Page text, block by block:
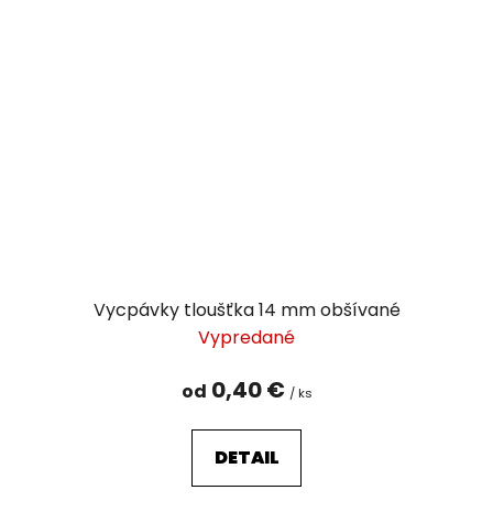
Vycpávky tloušťka 14 mm obšívané
Vypredané
od 0,40 € / ks
DETAIL